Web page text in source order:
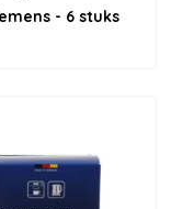
- 6 stuks